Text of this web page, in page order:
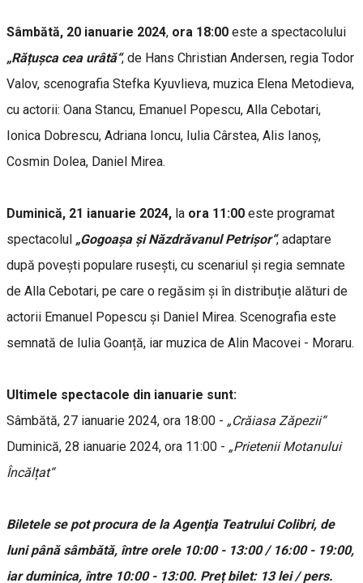
Sâmbătă, 20 ianuarie 2024, ora 18:00 este a spectacolului
„Rățușca cea urâtă“, de Hans Christian Andersen, regia Todor
Valov, scenografia Stefka Kyuvlieva, muzica Elena Metodieva,
cu actorii: Oana Stancu, Emanuel Popescu, Alla Cebotari,
Ionica Dobrescu, Adriana Ioncu, Iulia Cârstea, Alis Ianoș,
Cosmin Dolea, Daniel Mirea.
Duminică, 21 ianuarie 2024, la ora 11:00 este programat
spectacolul „Gogoașa și Năzdrăvanul Petrișor“, adaptare
după povești populare rusești, cu scenariul și regia semnate
de Alla Cebotari, pe care o regăsim și în distribuție alături de
actorii Emanuel Popescu și Daniel Mirea. Scenografia este
semnată de Iulia Goanță, iar muzica de Alin Macovei - Moraru.
Ultimele spectacole din ianuarie sunt:
Sâmbătă, 27 ianuarie 2024, ora 18:00 - „Crăiasa Zăpezii“
Duminică, 28 ianuarie 2024, ora 11:00 - „Prietenii Motanului
Încălțat“
Biletele se pot procura de la Agenţia Teatrului Colibri, de
luni până sâmbătă, între orele 10:00 - 13:00 / 16:00 - 19:00,
iar duminica, între 10:00 - 13:00. Preț bilet: 13 lei / pers.